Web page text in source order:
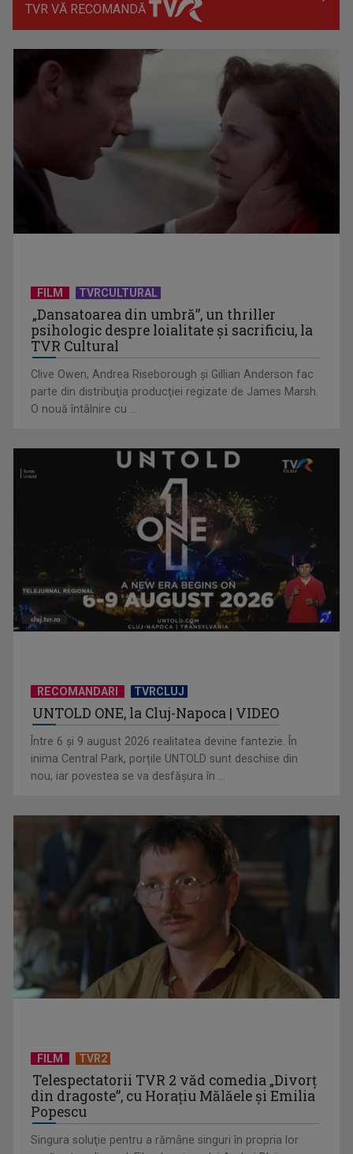
concursul ...
acum în inimile ...
Anda Călugăreanu cu „N-am noroc” – a cincea cea mai
„Cerul” trupei Proconsul – a şasea cea mai votată piesă în
concursul „Cerbul ...
„Spune-mi”, piesa Monicăi Anghel – a patra cea mai votată
în concursul ...
TVR VĂ RECOMANDĂ
FILM TVRCULTURAL
„Dansatoarea din umbră”, un thriller
psihologic despre loialitate și sacrificiu, la
TVR Cultural
Clive Owen, Andrea Riseborough şi Gillian Anderson fac
parte din distribuţia producţiei regizate de James Marsh.
O nouă întâlnire cu ...
RECOMANDARI TVRCLUJ
UNTOLD ONE, la Cluj-Napoca | VIDEO
Între 6 și 9 august 2026 realitatea devine fantezie. În
inima Central Park, porțile UNTOLD sunt deschise din
nou, iar povestea se va desfășura în ...
FILM TVR2
Telespectatorii TVR 2 văd comedia „Divorţ
din dragoste”, cu Horaţiu Mălăele şi Emilia
Popescu
Singura soluţie pentru a rămâne singuri în propria lor